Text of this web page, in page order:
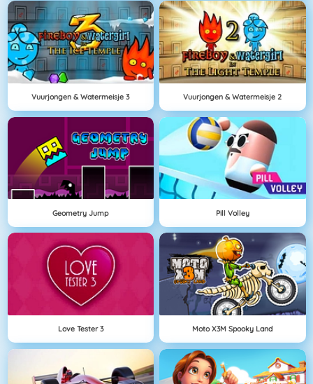
Vuurjongen & Watermeisje 3 Vuurjongen & Watermeisje 2
Geometry Jump Pill Volley
Love Tester 3 Moto X3M Spooky Land